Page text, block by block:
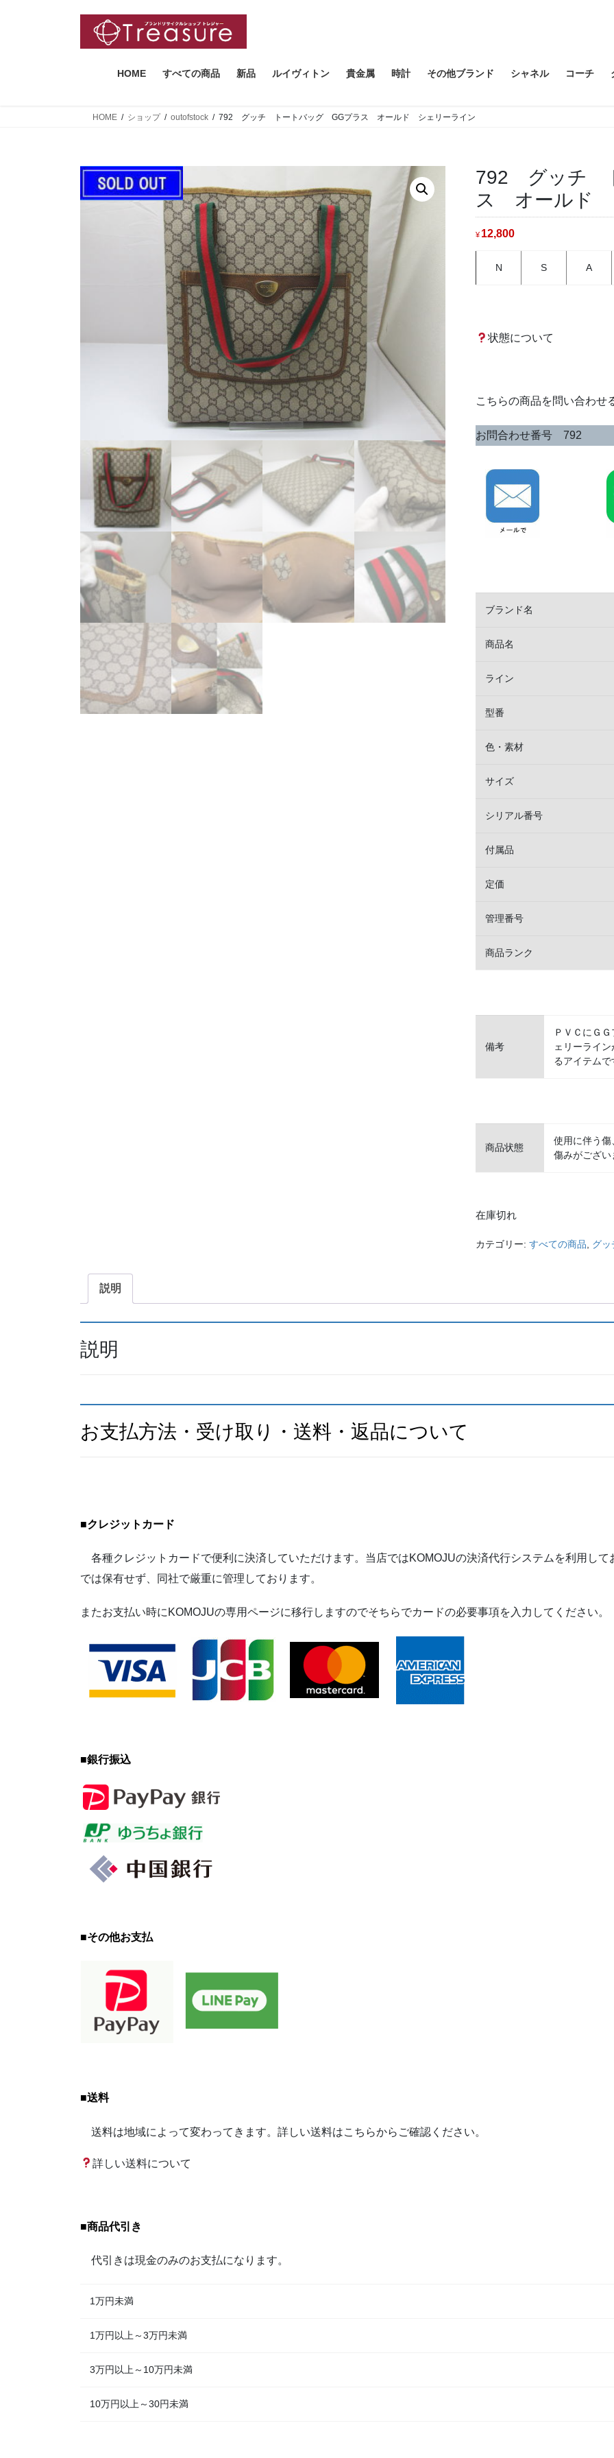
HOME すべての商品 新品 ルイヴィトン 貴金属 時計 その他ブランド シャネル コーチ
HOME ショップ outofstock 792 グッチ トートバッグ GGプラス オールド シェリーライン
792 グッチ
ス オールド
¥ 12,800
N S A
状態について
こちらの商品を問い合わせ
お問合わせ番号 792
ブランド名
商品名
ライン
型番
色・素材
サイズ
シリアル番号
付属品
定価
管理番号
商品ランク
備考
ＰＶＣにＧ
ェリーライ
るアイテムで
商品状態
使用に伴う
傷みがござ
在庫切れ
カテゴリー:すべての商品 グッ
説明
説明
お支払方法・受け取り・送料・返品について
■クレジットカード
各種クレジットカードで便利に決済していただけます。当店ではKOMOJUの決済代行システムを利用し
では保有せず、同社で厳重に管理しております。
またお支払い時にKOMOJUの専用ページに移行しますのでそちらでカードの必要事項を入力してください。
■銀行振込
■その他お支払
■送料
送料は地域によって変わってきます。詳しい送料はこちらからご確認ください。
詳しい送料について
■商品代引き
代引きは現金のみのお支払になります。
1万円未満
1万円以上～3万円未満
3万円以上～10万円未満
10万円以上～30円未満